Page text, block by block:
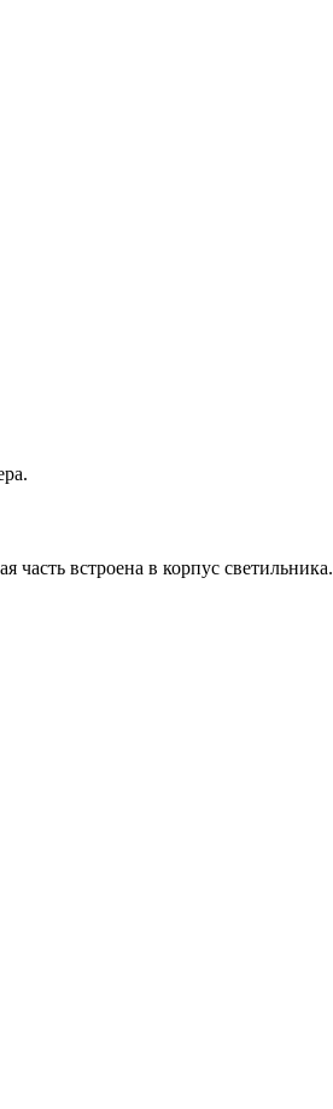
встроена в корпус светильника.